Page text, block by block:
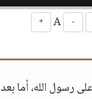
-
+
رسول الله، أما